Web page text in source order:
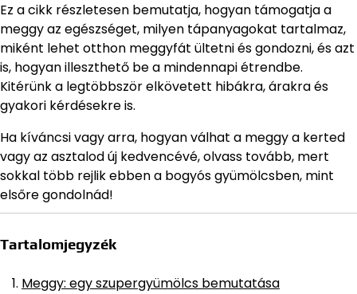
Ez a cikk részletesen bemutatja, hogyan támogatja a
meggy az egészséget, milyen tápanyagokat tartalmaz,
miként lehet otthon meggyfát ültetni és gondozni, és azt
is, hogyan illeszthető be a mindennapi étrendbe.
Kitérünk a legtöbbször elkövetett hibákra, árakra és
gyakori kérdésekre is.
Ha kíváncsi vagy arra, hogyan válhat a meggy a kerted
vagy az asztalod új kedvencévé, olvass tovább, mert
sokkal több rejlik ebben a bogyós gyümölcsben, mint
elsőre gondolnád!
Tartalomjegyzék
Meggy: egy szupergyümölcs bemutatása